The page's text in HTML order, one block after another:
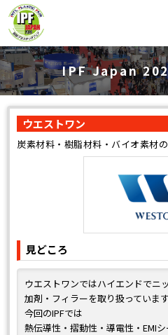
IPF Japan
ウエストワン
炭素材料・樹脂材料・バイオ素材
見どころ
ウエストワンではハイエンドでニ
加剤・フィラーを取り扱っています
今回のIPFでは
熱伝導性・摺動性・導電性・EMI